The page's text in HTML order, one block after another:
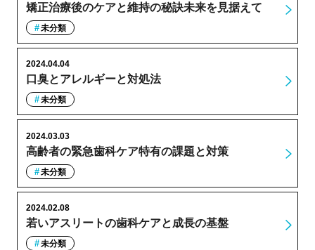
矯正治療後のケアと維持の秘訣未来を見据えて
未分類
口臭とアレルギーと対処法
2024.04.04
未分類
高齢者の緊急歯科ケア特有の課題と対策
2024.03.03
未分類
若いアスリートの歯科ケアと成長の基盤
2024.02.08
未分類